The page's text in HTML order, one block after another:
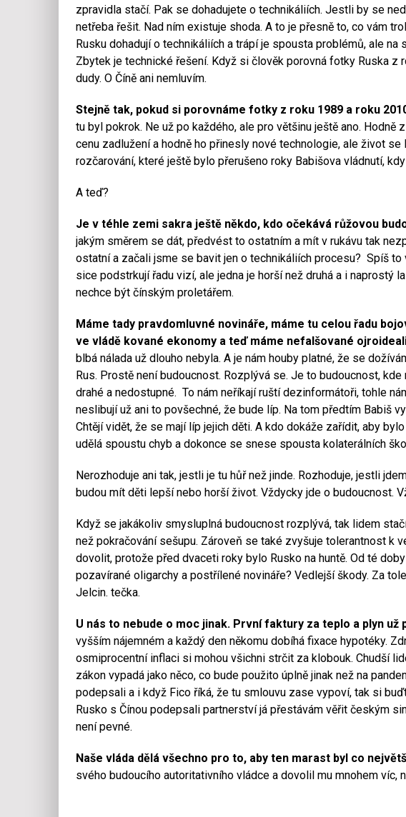
zpravidla stačí. Pak se dohadujete o technikáliích. Jestli by se
netřeba řešit. Nad ním existuje shoda. A to je přesně to, co vám
Rusku dohadují o technikáliích a trápí je spousta problémů, ale na
Zbytek je technické řešení. Když si člověk porovná fotky Ruska z
dudy. O Číně ani nemluvím.
Stejně tak, pokud si porovnáme fotky z roku 1989 a roku
tu byl pokrok. Ne už po každého, ale pro většinu ještě ano.
cenu zadlužení a hodně ho přinesly nové technologie, ale život
rozčarování, které ještě bylo přerušeno roky Babišova vládnutí,
A teď?
Je v téhle zemi sakra ještě někdo, kdo očekává růžovou
jakým směrem se dát, předvést to ostatním a mít v rukávu tak
ostatní a začali jsme se bavit jen o technikáliích procesu? Spíš to
sice podstrkují řadu vizí, ale jedna je horší než druhá a i naprostý
nechce být čínským proletářem.
Máme tady pravdomluvné novináře, máme tu celou řadu
ve vládě kované ekonomy a teď máme nefalšované
blbá nálada už dlouho nebyla. A je nám houby platné, že se
Rus. Prostě není budoucnost. Rozplývá se. Je to budoucnost,
drahé a nedostupné. To nám neříkají ruští dezinformátoři, tohle
neslibují už ani to povšechné, že bude líp. Na tom předtím Babiš
Chtějí vidět, že se mají líp jejich děti. A kdo dokáže zařídit, aby
udělá spoustu chyb a dokonce se snese spousta kolaterálních
Nerozhoduje ani tak, jestli je tu hůř než jinde. Rozhoduje, jestli
budou mít děti lepší nebo horší život. Vždycky jde o budoucnost.
Když se jakákoliv smysluplná budoucnost rozplývá, tak lidem
než pokračování sešupu. Zároveň se také zvyšuje tolerantnost k
dovolit, protože před dvaceti roky bylo Rusko na huntě. Od té
pozavírané oligarchy a postřílené novináře? Vedlejší škody. Za
Jelcin. tečka.
U nás to nebude o moc jinak. První faktury za teplo a plyn už
vyšším nájemném a každý den někomu dobíhá fixace hypotéky.
osmiprocentní inflaci si mohou všichni strčit za klobouk. Chudší
zákon vypadá jako něco, co bude použito úplně jinak než na
podepsali a i když Fico říká, že tu smlouvu zase vypoví, tak si
Rusko s Čínou podepsali partnerství já přestávám věřit českým
není pevné.
Naše vláda dělá všechno pro to, aby ten marast byl co
svého budoucího autoritativního vládce a dovolil mu mnohem víc,